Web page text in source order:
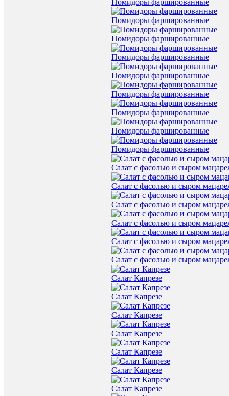
Помидоры фаршированные
Помидоры фаршированные
Помидоры фаршированные
Помидоры фаршированные
Помидоры фаршированные
Помидоры фаршированные
Помидоры фаршированные
Помидоры фаршированные
Салат с фасолью и сыром
Салат с фасолью и сыром
Салат с фасолью и сыром
Салат с фасолью и сыром
Салат с фасолью и сыром
Салат с фасолью и сыром
Салат Капрезе
Салат Капрезе
Салат Капрезе
Салат Капрезе
Салат Капрезе
Салат Капрезе
Салат Капрезе